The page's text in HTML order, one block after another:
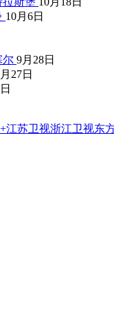
10月6日
尔 9月28日
27日
江苏卫视浙江卫视东